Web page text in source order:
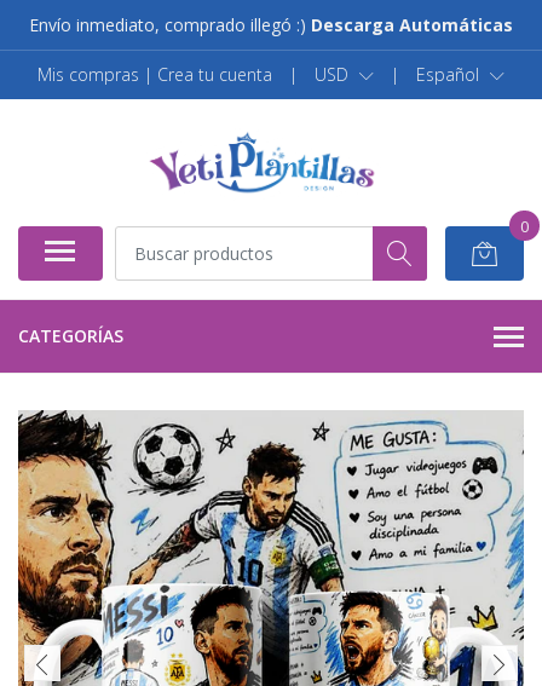
Envío inmediato, comprado illegó :) Descarga Automáticas
Mis compras | Crea tu cuenta | USD | Español
0
CATEGORÍAS